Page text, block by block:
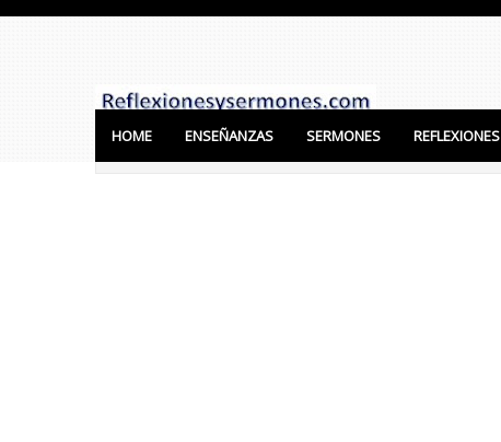
HOME ENSEÑANZAS SERMONES REFLEXIONES